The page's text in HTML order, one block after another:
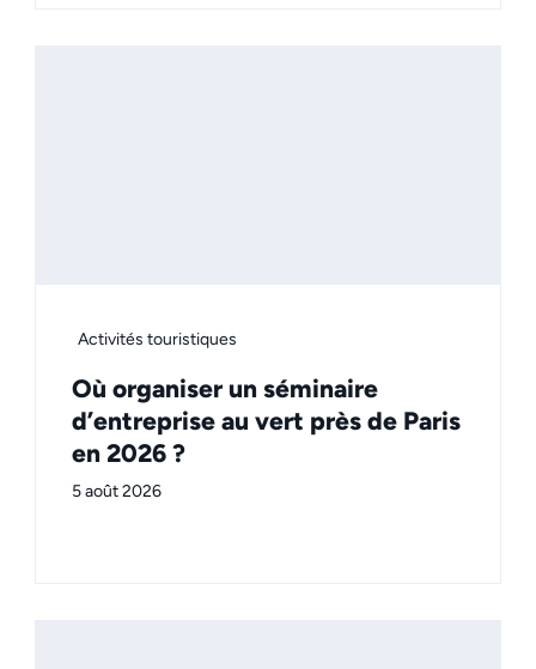
Activités touristiques
Où organiser un séminaire
d’entreprise au vert près de Paris
en 2026 ?
5 août 2026